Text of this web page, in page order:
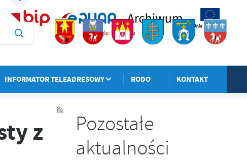
INFORMATOR TELEADRESOWY RODO KONTAKT
z
Pozostałe
aktualności